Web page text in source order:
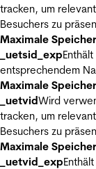
tracken, um
Besuchers zu
Maximale
_uetsid_exp
entsprechendem
Maximale
_uetvidWird
tracken, um
Besuchers zu
Maximale
_uetvid_exp